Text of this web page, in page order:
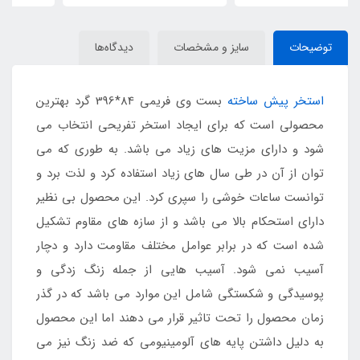
توضیحات سایز و مشخصات دیدگاه‌ها
استخر پیش ساخته
بست وی فریمی 84*396 گرد بهترین
محصولی است که برای ایجاد استخر تفریحی انتخاب می
شود و دارای مزیت های زیاد می باشد. به طوری که می
توان از آن در طی سال های زیاد استفاده کرد و لذت برد و
توانست ساعات خوشی را سپری کرد. این محصول بی نظیر
دارای استحکام بالا می باشد و از سازه های مقاوم تشکیل
شده است که در برابر عوامل مختلف مقاومت دارد و دچار
آسیب نمی شود. آسیب هایی از جمله زنگ زدگی و
پوسیدگی و شکستگی شامل این موارد می باشد که در گذر
زمان محصول را تحت تاثیر قرار می دهند اما این محصول
به دلیل داشتن پایه های آلومینیومی که ضد زنگ نیز می